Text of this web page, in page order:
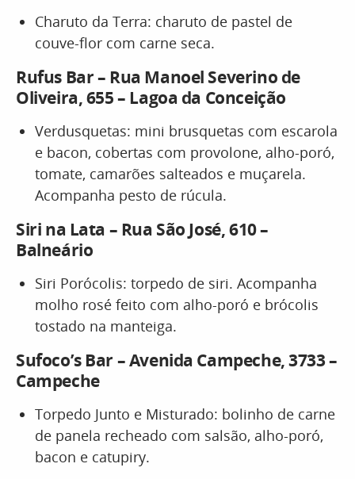
Charuto da Terra: charuto de pastel de
couve-flor com carne seca.
Rufus Bar – Rua Manoel Severino de
Oliveira, 655 – Lagoa da Conceição
Verdusquetas: mini brusquetas com escarola
e bacon, cobertas com provolone, alho-poró,
tomate, camarões salteados e muçarela.
Acompanha pesto de rúcula.
Siri na Lata – Rua São José, 610 –
Balneário
Siri Porócolis: torpedo de siri. Acompanha
molho rosé feito com alho-poró e brócolis
tostado na manteiga.
Sufoco’s Bar – Avenida Campeche, 3733 –
Campeche
Torpedo Junto e Misturado: bolinho de carne
de panela recheado com salsão, alho-poró,
bacon e catupiry.